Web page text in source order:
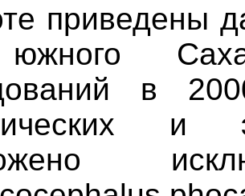
приведены
в
и